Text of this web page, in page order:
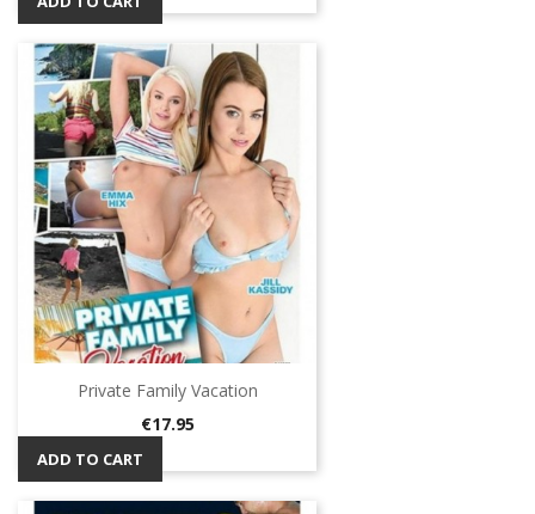
Private Family Vacation
Price
€17.95
ADD TO CART